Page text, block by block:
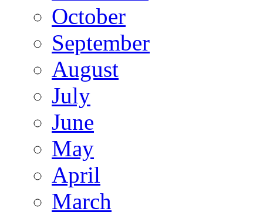
October
September
August
July
June
May
April
March